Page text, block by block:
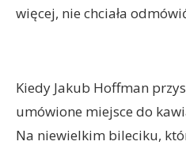
więcej, nie chciała
Kiedy Jakub Hoffman
umówione miejsce do
Na niewielkim bileciku,